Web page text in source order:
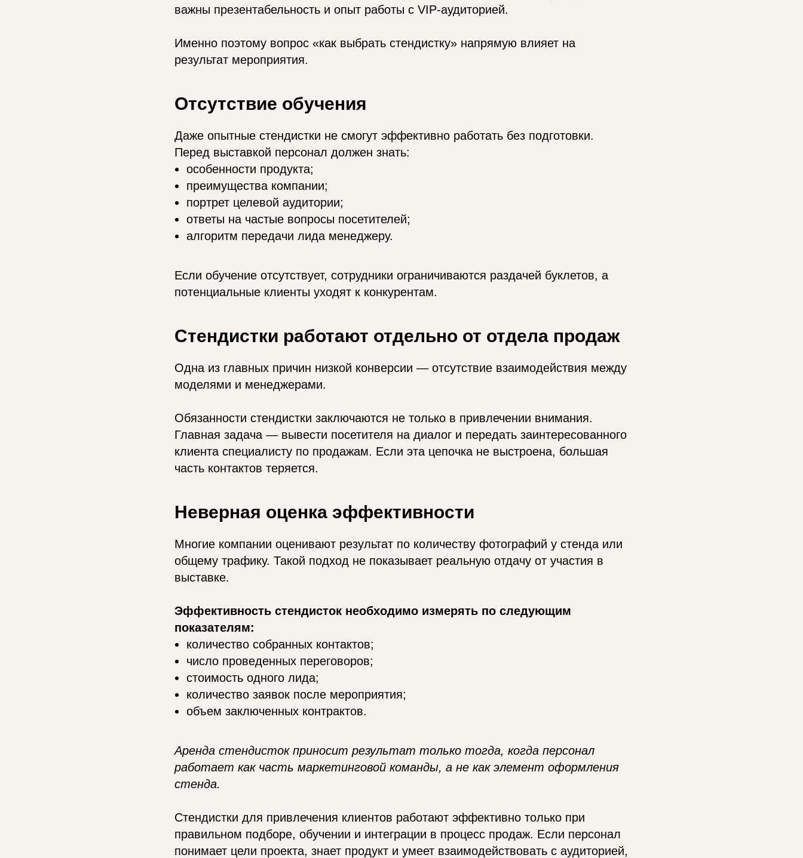
важны презентабельность и опыт работы с VIP-аудиторией.
Именно поэтому вопрос «как выбрать стендистку» напрямую влияет на
результат мероприятия.
Отсутствие обучения
Даже опытные стендистки не смогут эффективно работать без подготовки.
Перед выставкой персонал должен знать:
особенности продукта;
преимущества компании;
портрет целевой аудитории;
ответы на частые вопросы посетителей;
алгоритм передачи лида менеджеру.
Если обучение отсутствует, сотрудники ограничиваются раздачей буклетов, а
потенциальные клиенты уходят к конкурентам.
Стендистки работают отдельно от отдела продаж
Одна из главных причин низкой конверсии — отсутствие взаимодействия между
моделями и менеджерами.
Обязанности стендистки заключаются не только в привлечении внимания.
Главная задача — вывести посетителя на диалог и передать заинтересованного
клиента специалисту по продажам. Если эта цепочка не выстроена, большая
часть контактов теряется.
Неверная оценка эффективности
Многие компании оценивают результат по количеству фотографий у стенда или
общему трафику. Такой подход не показывает реальную отдачу от участия в
выставке.
Эффективность стендисток необходимо измерять по следующим
показателям:
количество собранных контактов;
число проведенных переговоров;
стоимость одного лида;
количество заявок после мероприятия;
объем заключенных контрактов.
Аренда стендисток приносит результат только тогда, когда персонал
работает как часть маркетинговой команды, а не как элемент оформления
стенда.
Стендистки для привлечения клиентов работают эффективно только при
правильном подборе, обучении и интеграции в процесс продаж. Если персонал
понимает цели проекта, знает продукт и умеет взаимодействовать с аудиторией,